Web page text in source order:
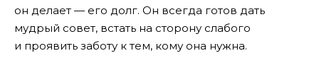
он делает — его долг. Он всегда готов дать
мудрый совет, встать на сторону слабого
и проявить заботу к тем, кому она нужна.